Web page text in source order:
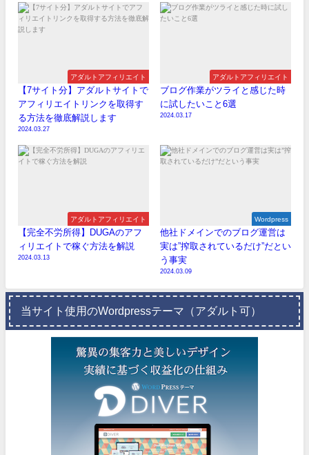
アダルトアフィリエイト
【7サイト分】アダルトサイトで
アフィリエイトリンクを取得す
る方法を徹底解説します
2024.03.27
アダルトアフィリエイト
ブログ作業がツライと感じた時
に試したいこと6選
2024.03.17
アダルトアフィリエイト
【完全不労所得】DUGAのアフ
ィリエイトで稼ぐ方法を解説
2024.03.13
Wordpress
他社ドメインでのブログ運営は
実は”搾取されているだけ”だとい
う事実
2024.03.09
当サイト使用のWordpressテーマ（アダルト可）